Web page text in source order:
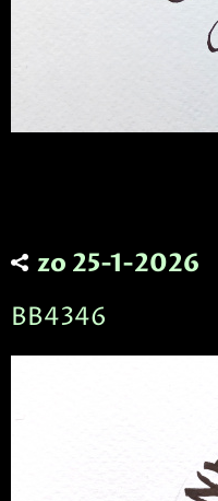
zo 25-1-2026
BB4346